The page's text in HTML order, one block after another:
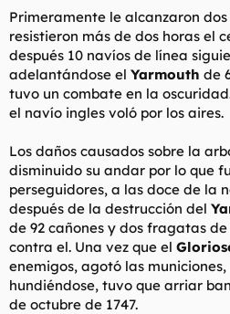
Primeramente le alcanzaron
resistieron más de dos horas el
después 10 navíos de línea
adelantándose el Yarmouth de
tuvo un combate en la
el navío ingles voló por los aires.
Los daños causados sobre la
disminuido su andar por lo que
perseguidores, a las doce de la
después de la destrucción del
de 92 cañones y dos fragatas
contra el. Una vez que el
enemigos, agotó las
hundiéndose, tuvo que arriar
de octubre de 1747.